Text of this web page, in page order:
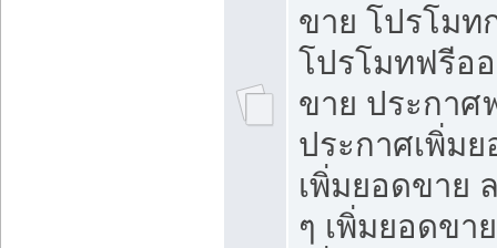
ขาย โปรโมท
โปรโมทฟรีอ
ขาย ประกาศ
ประกาศเพิ่ม
เพิ่มยอดขาย
ๆ เพิ่มยอดขา